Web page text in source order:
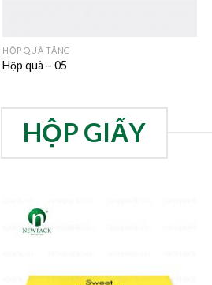
HỘP QUÀ TẶNG
Hộp quà – 05
HỘP GIẤY